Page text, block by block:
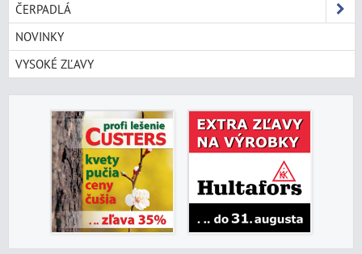
ČERPADLÁ
NOVINKY
VYSOKÉ ZĽAVY